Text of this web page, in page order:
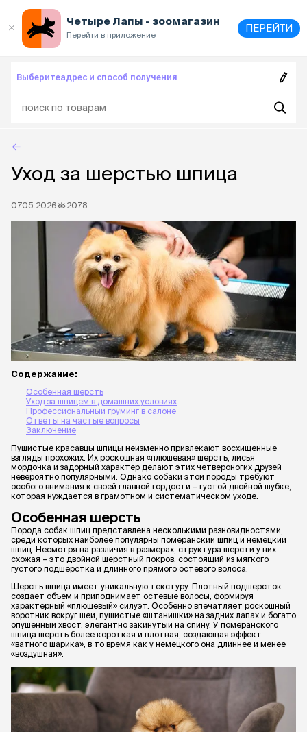
Четыре Лапы - зоомагазин
Перейти в приложение
ПЕРЕЙТИ
Выберитеадрес и способ получения
Уход за шерстью шпица
07.05.2026 2078
Содержание:
Особенная шерсть
Уход за шпицем в домашних условиях
Профессиональный груминг в салоне
Ответы на частые вопросы
Заключение
Пушистые красавцы шпицы неизменно привлекают восхищенные
взгляды прохожих. Их роскошная «плюшевая» шерсть, лисья
мордочка и задорный характер делают этих четвероногих друзей
невероятно популярными. Однако собаки этой породы требуют
особого внимания к своей главной гордости – густой двойной шубке,
которая нуждается в грамотном и систематическом уходе.
Особенная шерсть
Порода собак шпиц представлена несколькими разновидностями,
среди которых наиболее популярны померанский шпиц и немецкий
шпиц. Несмотря на различия в размерах, структура шерсти у них
схожая – это двойной шерстный покров, состоящий из мягкого
густого подшерстка и длинного прямого остевого волоса.
Шерсть шпица имеет уникальную текстуру. Плотный подшерсток
создает объем и приподнимает остевые волосы, формируя
характерный «плюшевый» силуэт. Особенно впечатляет роскошный
воротник вокруг шеи, пушистые «штанишки» на задних лапах и богато
опушенный хвост, элегантно закинутый на спину. У померанского
шпица шерсть более короткая и плотная, создающая эффект
«ватного шарика», в то время как у немецкого она длиннее и менее
«воздушная».